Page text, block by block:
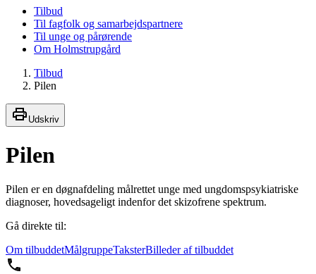
Tilbud
Til fagfolk og samarbejdspartnere
Til unge og pårørende
Om Holmstrupgård
Tilbud
Pilen
Udskriv
Pilen
Pilen er en døgnafdeling målrettet unge med ungdomspsykiatriske
diagnoser, hovedsageligt indenfor det skizofrene spektrum.
Gå direkte til:
Om tilbuddetMålgruppeTaksterBilleder af tilbuddet